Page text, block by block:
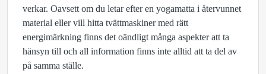
verkar. Oavsett om du letar efter en yogamatta i återvunnet
material eller vill hitta tvättmaskiner med rätt
energimärkning finns det oändligt många aspekter att ta
hänsyn till och all information finns inte alltid att ta del av
på samma ställe.